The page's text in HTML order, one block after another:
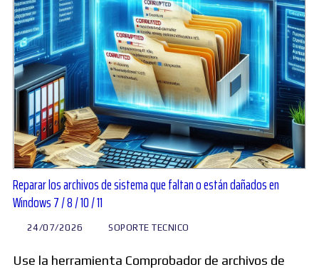
Reparar los archivos de sistema que faltan o están dañados en
Windows 7 / 8 / 10 / 11
24/07/2026 SOPORTE TECNICO
Use la herramienta Comprobador de archivos de